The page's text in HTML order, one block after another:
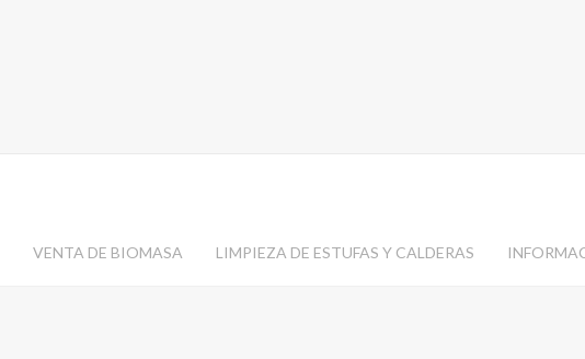
VENTA DE BIOMASA LIMPIEZA DE ESTUFAS Y CALDERAS